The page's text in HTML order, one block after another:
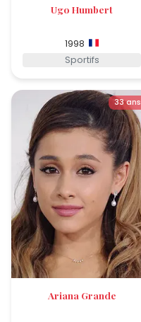
Ugo Humbert
1998
Sportifs
33 ans
Ariana Grande